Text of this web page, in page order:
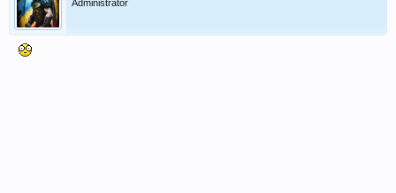
Administrator